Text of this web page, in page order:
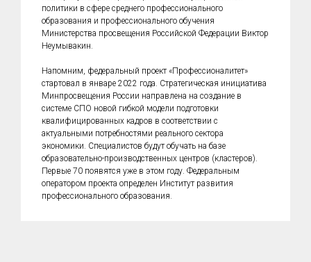
политики в сфере среднего профессионального
образования и профессионального обучения
Министерства просвещения Российской Федерации Виктор
Неумывакин.
Напомним, федеральный проект «Профессионалитет»
стартовал в январе 2022 года. Стратегическая инициатива
Минпросвещения России направлена на создание в
системе СПО новой гибкой модели подготовки
квалифицированных кадров в соответствии с
актуальными потребностями реального сектора
экономики. Специалистов будут обучать на базе
образовательно-производственных центров (кластеров).
Первые 70 появятся уже в этом году. Федеральным
оператором проекта определен Институт развития
профессионального образования.